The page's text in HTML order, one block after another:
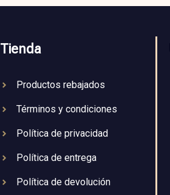
Tienda
Productos rebajados
Términos y condiciones
Política de privacidad
Política de entrega
Política de devolución